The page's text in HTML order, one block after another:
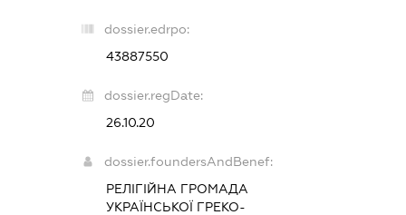
dossier.edrpo:
43887550
dossier.regDate:
26.10.20
dossier.foundersAndBenef:
РЕЛІГІЙНА ГРОМАДА
УКРАЇНСЬКОЇ ГРЕКО-